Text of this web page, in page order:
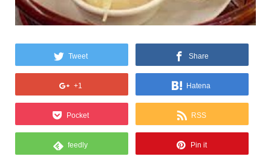
Tweet Share
+1 Hatena
Pocket RSS
feedly Pin it